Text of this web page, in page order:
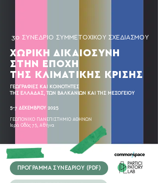
3ο ΣΥΝΕΔΡΙΟ ΣΥΜΜΕΤΟΧΙΚΟΥ ΣΧΕΔΙΑΣΜΟΥ
ΧΩΡΙΚΗ ΔΙΚΑΙΟΣΥΝΗ
ΣΤΗΝ ΕΠΟΧΗ
ΤΗΣ ΚΛΙΜΑΤΙΚΗΣ ΚΡΙΣΗΣ
ΓΕΩΓΡΑΦΙΕΣ ΚΑΙ ΚΟΙΝΟΤΗΤΕΣ
ΤΗΣ ΕΛΛΑΔΑΣ, ΤΩΝ ΒΑΛΚΑΝΙΩΝ ΚΑΙ ΤΗΣ ΜΕΣΟΓΕΙΟΥ
5-7 ΔΕΚΕΜΒΡΙΟΥ 2025
ΓΕΩΠΟΝΙΚΟ ΠΑΝΕΠΙΣΤΗΜΙΟ ΑΘΗΝΩΝ
Ιερά Οδός 75, Αθήνα
ΠΡΟΓΡΑΜΜΑ ΣΥΝΕΔΡΙΟΥ (PDF)